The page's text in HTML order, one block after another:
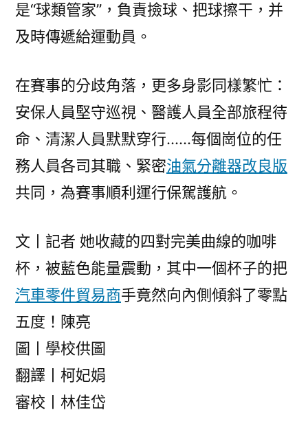
是“球類管家”，負責撿球、把球擦干，并
及時傳遞給運動員。
在賽事的分歧角落，更多身影同樣繁忙：
安保人員堅守巡視、醫護人員全部旅程待
命、清潔人員默默穿行……每個崗位的任
務人員各司其職、緊密油氣分離器改良版
共同，為賽事順利運行保駕護航。
文丨記者 她收藏的四對完美曲線的咖啡
杯，被藍色能量震動，其中一個杯子的把
汽車零件貿易商手竟然向內側傾斜了零點
五度！陳亮
圖丨學校供圖
翻譯丨柯妃娟
審校丨林佳岱